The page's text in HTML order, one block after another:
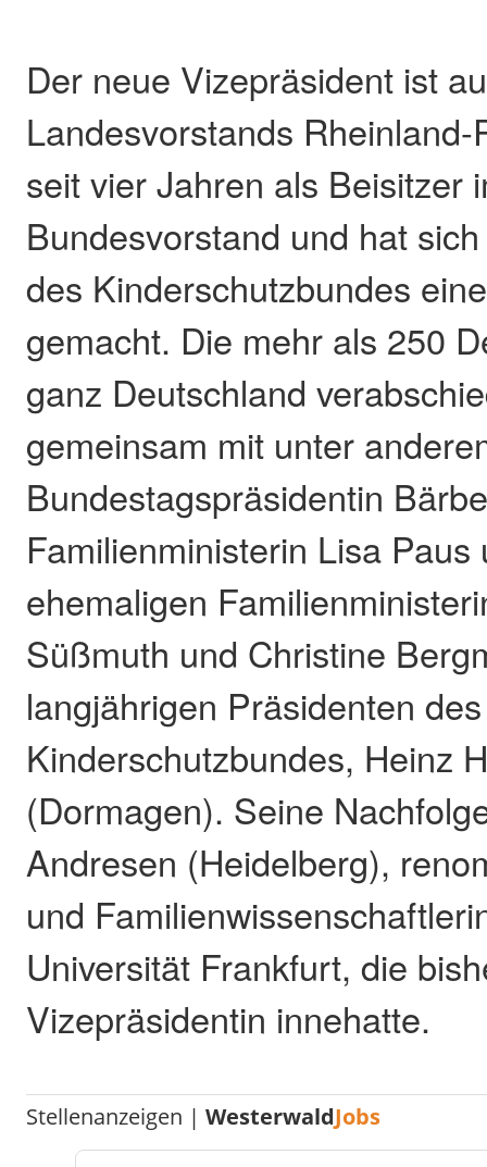
Der neue Vizepräsident ist
Landesvorstands
seit vier Jahren als Beisitzer
Bundesvorstand und hat
des Kinderschutzbundes
gemacht. Die mehr als 250
ganz Deutschland
gemeinsam mit unter
Bundestagspräsidentin
Familienministerin Lisa Paus
ehemaligen
Süßmuth und Christine
langjährigen Präsidenten des
Kinderschutzbundes, Heinz
(Dormagen). Seine
Andresen (Heidelberg),
und
Universität Frankfurt, die
Vizepräsidentin innehatte.
Stellenanzeigen |WesterwaldJobs